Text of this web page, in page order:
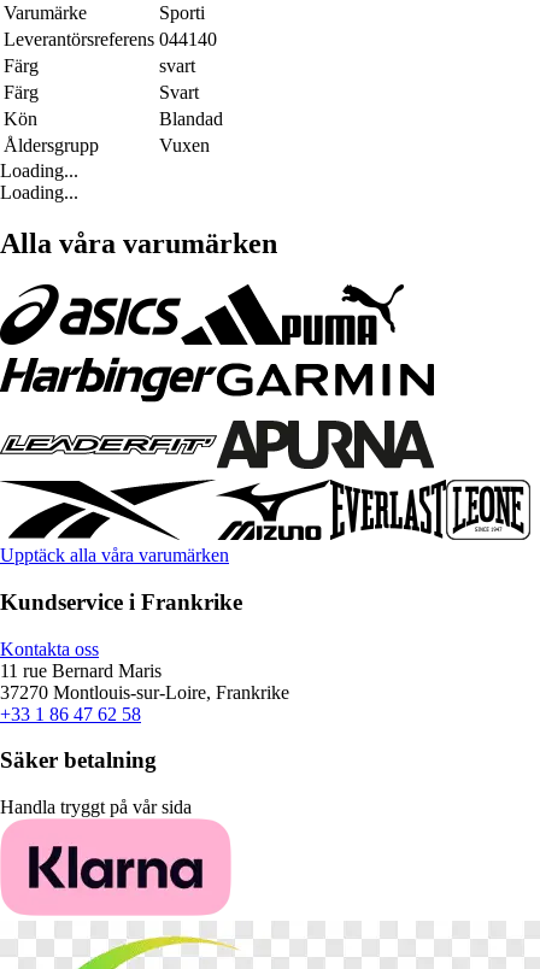
Varumärke
Sporti
Leverantörsreferens 044140
Färg
svart
Färg
Svart
Kön
Blandad
Åldersgrupp
Vuxen
Loading...
Loading...
Alla våra varumärken
Upptäck alla våra varumärken
Kundservice i Frankrike
Kontakta oss
11 rue Bernard Maris
37270 Montlouis-sur-Loire, Frankrike
+33 1 86 47 62 58
Säker betalning
Handla tryggt på vår sida